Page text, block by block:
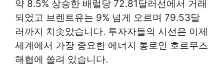
약 8.5% 상승한 배럴당 72.81달러선에서 거래
되었고 브렌트유는 9% 넘게 오르며 79.53달
러까지 치솟았습니다. 투자자들의 시선은 이제
세계에서 가장 중요한 에너지 통로인 호르무즈
해협에 쏠려 있습니다.